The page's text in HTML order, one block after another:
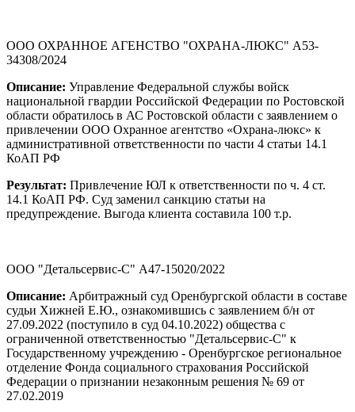
ООО ОХРАННОЕ АГЕНСТВО "ОХРАНА-ЛЮКС" А53-
34308/2024
Описание: Управление Федеральной службы войск
национальной гвардии Российской Федерации по Ростовской
области обратилось в АС Ростовской области с заявлением о
привлечении ООО Охранное агентство «Охрана-люкс» к
административной ответственности по части 4 статьи 14.1
КоАП РФ
Результат: Привлечение ЮЛ к ответственности по ч. 4 ст.
14.1 КоАП РФ. Суд заменил санкцию статьи на
предупреждение. Выгода клиента составила 100 т.р.
ООО "Детальсервис-С" А47-15020/2022
Описание: Арбитражный суд Оренбургской области в составе
судьи Хижней Е.Ю., ознакомившись с заявлением б/н от
27.09.2022 (поступило в суд 04.10.2022) общества с
ограниченной ответственностью "Детальсервис-С" к
Государственному учреждению - Оренбургское региональное
отделение Фонда социального страхования Российской
Федерации о признании незаконным решения № 69 от
27.02.2019